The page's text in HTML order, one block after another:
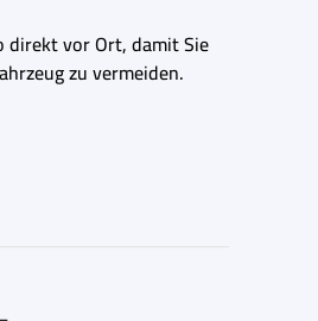
direkt vor Ort, damit Sie
zu vermeiden.